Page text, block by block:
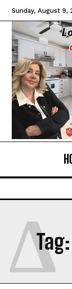
Sunday, August 9,
Tag:
Δ